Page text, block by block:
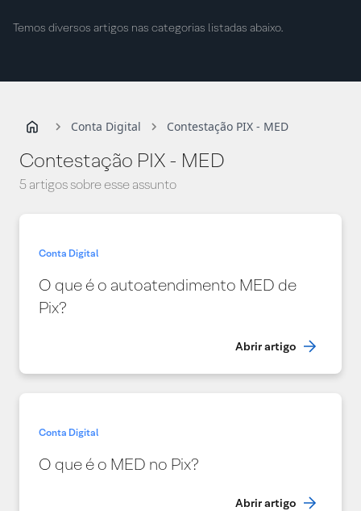
Temos diversos artigos nas categorias listadas abaixo.
Conta Digital Contestação PIX - MED
Contestação PIX - MED
5 artigos sobre esse assunto
Conta Digital
O que é o autoatendimento MED de
Pix?
Abrir artigo
Conta Digital
O que é o MED no Pix?
Abrir artigo